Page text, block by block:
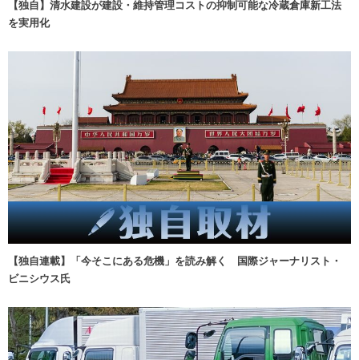
【独自】清水建設が建設・維持管理コストの抑制可能な冷蔵倉庫新工法
を実用化
【独自連載】「今そこにある危機」を読み解く 国際ジャーナリスト・
ビニシウス氏